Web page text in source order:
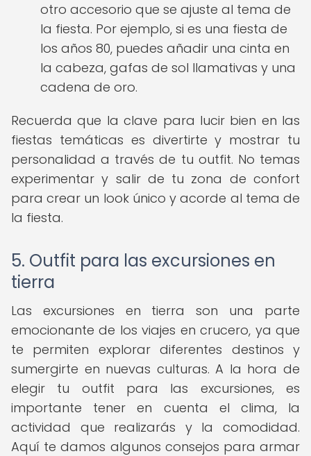
otro accesorio que se ajuste al tema de
la fiesta. Por ejemplo, si es una fiesta de
los años 80, puedes añadir una cinta en
la cabeza, gafas de sol llamativas y una
cadena de oro.
Recuerda que la clave para lucir bien en las
fiestas temáticas es divertirte y mostrar tu
personalidad a través de tu outfit. No temas
experimentar y salir de tu zona de confort
para crear un look único y acorde al tema de
la fiesta.
5. Outfit para las excursiones en
tierra
Las excursiones en tierra son una parte
emocionante de los viajes en crucero, ya que
te permiten explorar diferentes destinos y
sumergirte en nuevas culturas. A la hora de
elegir tu outfit para las excursiones, es
importante tener en cuenta el clima, la
actividad que realizarás y la comodidad.
Aquí te damos algunos consejos para armar